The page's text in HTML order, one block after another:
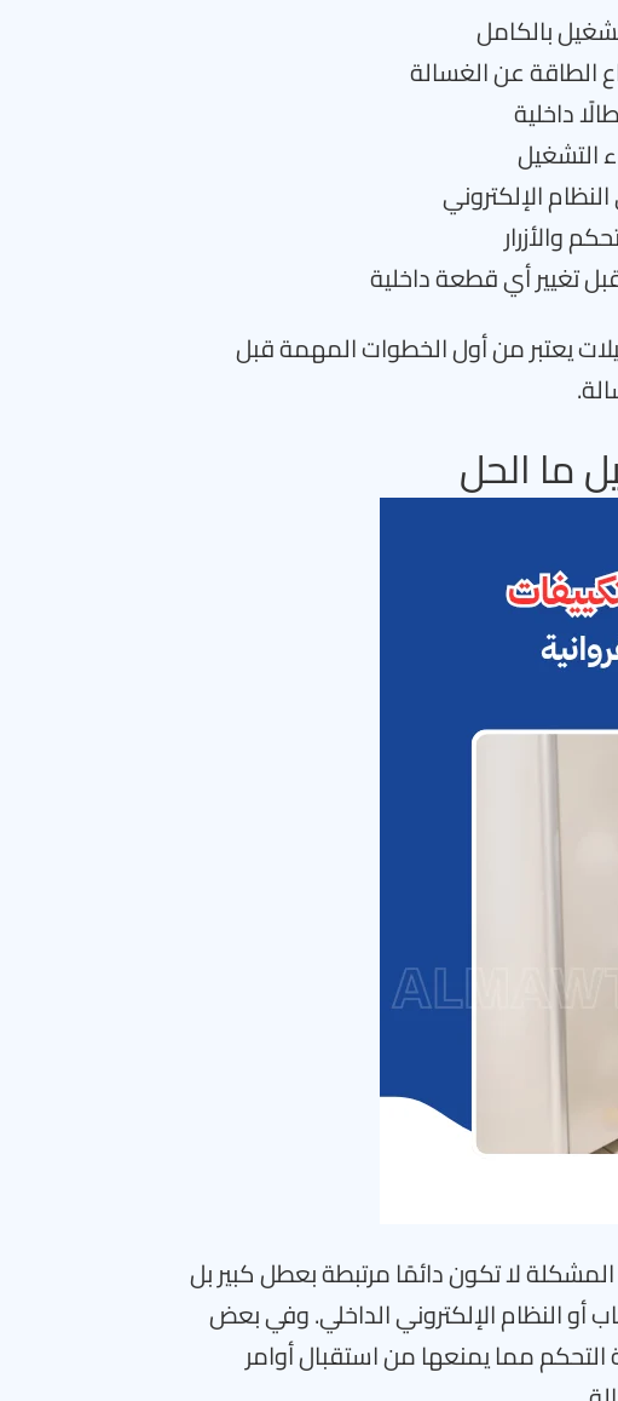
بالكامل
الطاقة عن الغسالة
داخلية
التشغيل
الإلكتروني
والأزرار
تغيير أي قطعة داخلية
يعتبر من أول الخطوات المهمة قبل
ما الحل
لا تكون دائمًا مرتبطة بعطل كبير بل
أو النظام الإلكتروني الداخلي. وفي بعض
مما يمنعها من استقبال أوامر